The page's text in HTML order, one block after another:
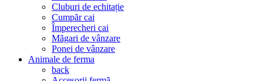
Cluburi de echitație
Cumpãr cai
Împerecheri cai
Mãgari de vânzare
Ponei de vânzare
Animale de ferma
back